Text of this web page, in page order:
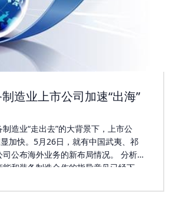
实际需求，采取多种发展模式，扩宽
在适合自身的发展模式中找到共同利
力把轴承产业规模做大，把企业做
家在这一方面，提出了应对建议，用好
，搭建好政府扶持平台，推动产业稳步
业发展存在的问题和困难，共同解决
标引进有实力的企业入驻，通过大企
把轴承产业不断做大做强。同时，要
的沟通联系，相互支持，携手共进。
造业上市公司加速“出海”
造业“走出去”的大背景下，上市公
加快。5月26日，就有中国武夷、祁
公布海外业务的新布局情况。 分析人
和装备制造合作的指导意见已经下
施将陆续出台，装备制造、工程施工等
持政策，相关上市公司表现值得期